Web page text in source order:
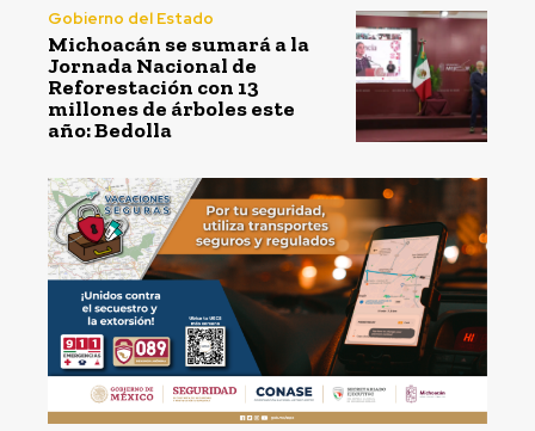
Gobierno del Estado
Michoacán se sumará a la
Jornada Nacional de
Reforestación con 13
millones de árboles este
año: Bedolla